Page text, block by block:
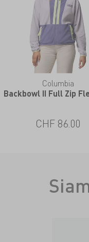
Columbia
Backbowl II Full Zip
CHF 86.00